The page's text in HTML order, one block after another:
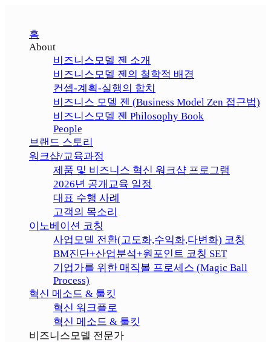
홈
About
비즈니스모델 젠 소개
비즈니스모델 젠의 철학적 배경
컨셉-계획-실행의 합치
비즈니스 모델 젠 (Business Model Zen 접근법)
비즈니스모델 젠 Philosophy Book
People
브랜드 스토리
워크샵/교육과정
제품 및 비즈니스 혁신 워크샵 프로그램
2026년 공개교육 일정
대표 수행 사례
고객의 목소리
이노베이션 코칭
사업모델 전환(고도화,수익화,다변화) 코칭
BM진단+산업분석+원포인트 코칭 SET
기업가를 위한 매직볼 프로세스 (Magic Ball
Process)
혁신 메소드 & 툴킷
혁신 워크플로
혁신 메소드 & 툴킷
비즈니스모델 전문가